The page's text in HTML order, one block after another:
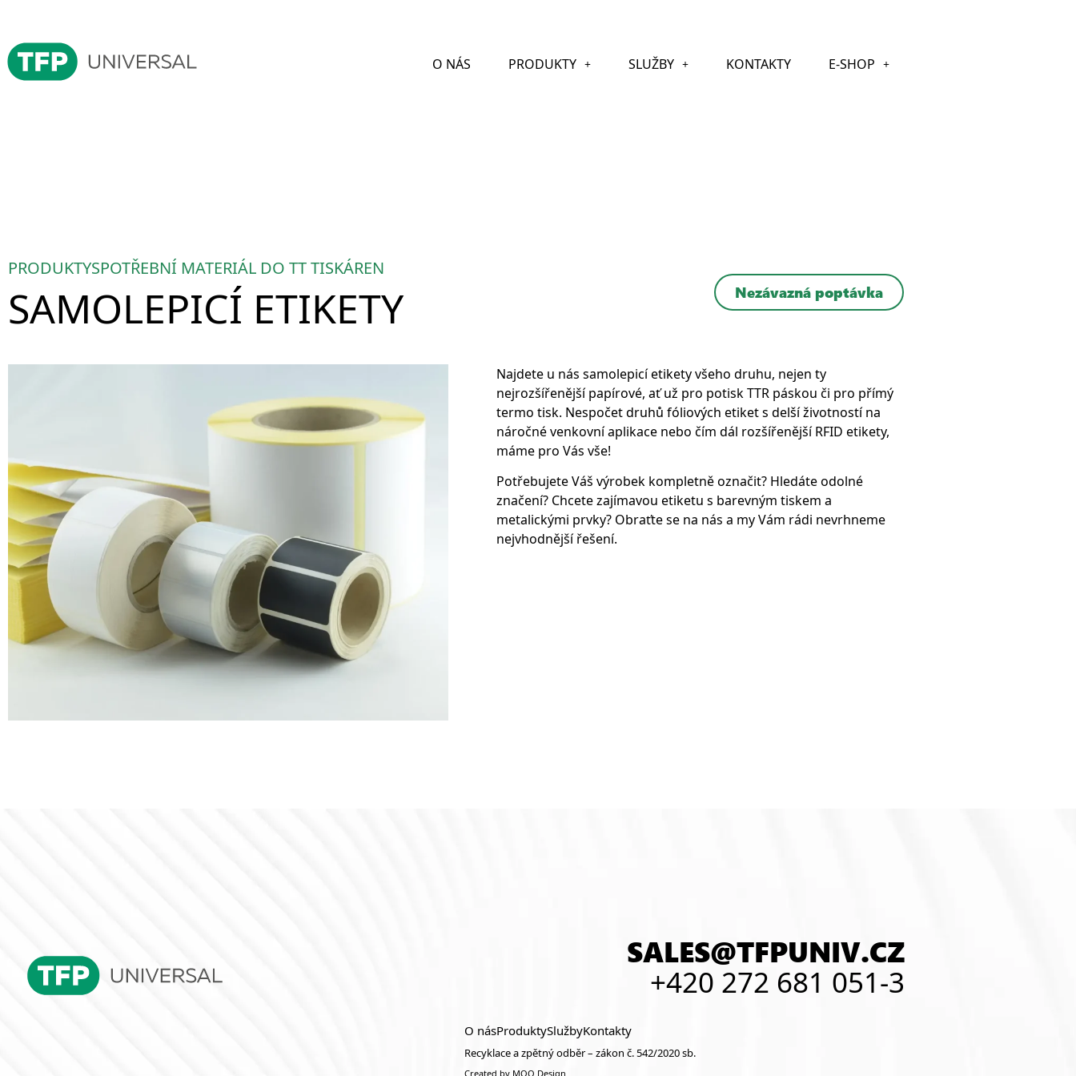
O NÁS PRODUKTY SLUŽBY KONTAKTY E-SHOP
PRODUKTYSPOTŘEBNÍ MATERIÁL DO TT TISKÁREN
SAMOLEPICÍ ETIKETY Nezávazná poptávka
Najdete u nás samolepicí etikety všeho druhu, nejen ty
nejrozšířenější papírové, ať už pro potisk TTR páskou či pro přímý
termo tisk. Nespočet druhů fóliových etiket s delší životností na
náročné venkovní aplikace nebo čím dál rozšířenější RFID etikety,
máme pro Vás vše!
Potřebujete Váš výrobek kompletně označit? Hledáte odolné
značení? Chcete zajímavou etiketu s barevným tiskem a
metalickými prvky? Obraťte se na nás a my Vám rádi nevrhneme
nejvhodnější řešení.
SALES@TFPUNIV.CZ
+420 272 681 051-3
O násProduktySlužbyKontakty
Recyklace a zpětný odběr – zákon č. 542/2020 sb.
Created by MOO Design